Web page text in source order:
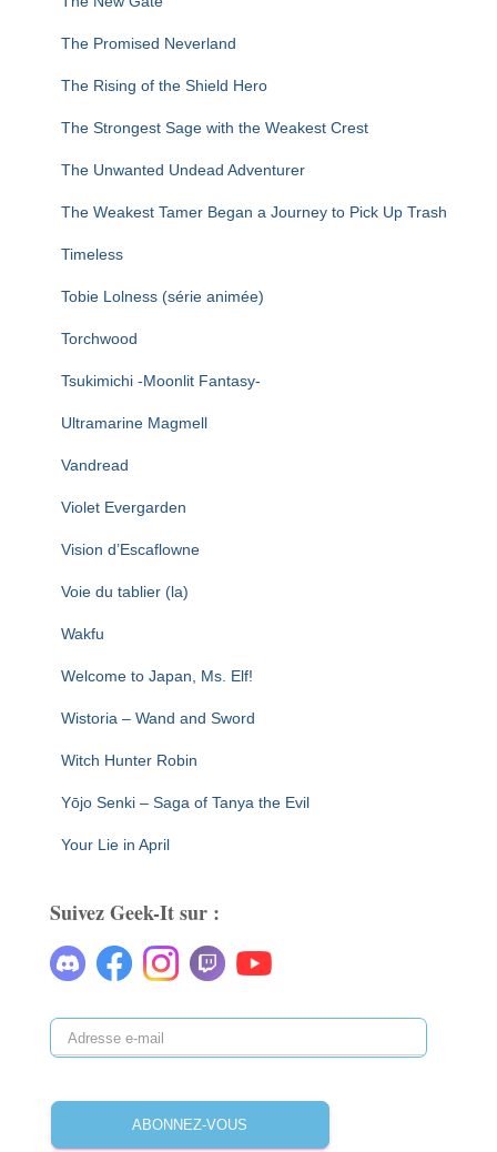
The Promised Neverland
The Rising of the Shield Hero
The Strongest Sage with the Weakest Crest
The Unwanted Undead Adventurer
The Weakest Tamer Began a Journey to Pick Up Trash
Timeless
Tobie Lolness (série animée)
Torchwood
Tsukimichi -Moonlit Fantasy-
Ultramarine Magmell
Vandread
Violet Evergarden
Vision d’Escaflowne
Voie du tablier (la)
Wakfu
Welcome to Japan, Ms. Elf!
Wistoria – Wand and Sword
Witch Hunter Robin
Yōjo Senki – Saga of Tanya the Evil
Your Lie in April
Suivez Geek-It sur :
ABONNEZ-VOUS